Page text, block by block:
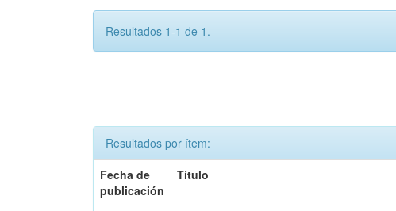
Resultados 1-1 de 1.
Resultados por ítem:
Fecha de
publicación
Título